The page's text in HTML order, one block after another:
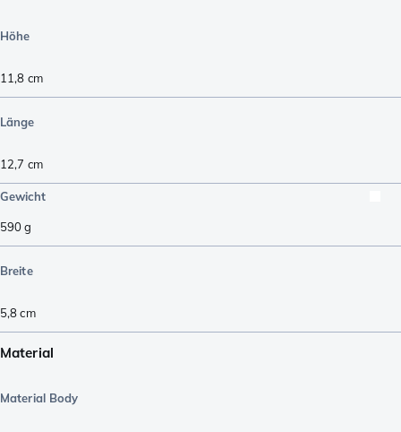
Höhe
11,8 cm
Länge
12,7 cm
Gewicht
590g
Breite
5,8cm
Material
Material Body